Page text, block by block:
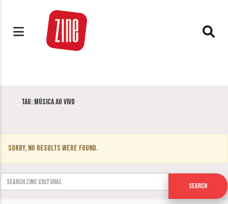
Tag: música ao vivo
Sorry, no results were found.
Search for:
Search